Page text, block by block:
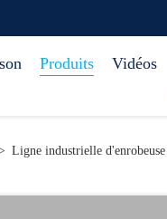
Produits Vidéos
Ligne industrielle